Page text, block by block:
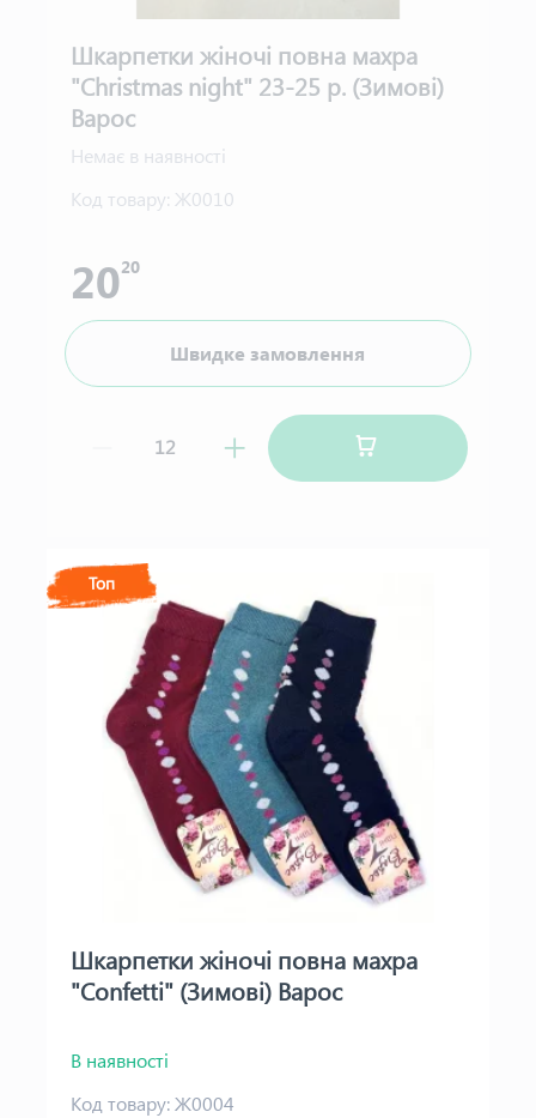
Шкарпетки жіночі повна махра
"Christmas night" 23-25 р. (Зимові)
Варос
Немає в наявності
Код товару: Ж0010
2020
Швидке замовлення
Топ
Шкарпетки жіночі повна махра
"Confetti" (Зимові) Варос
В наявності
Код товару:Ж0004